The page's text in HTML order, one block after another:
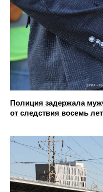
Полиция задержала
от следствия восемь лет